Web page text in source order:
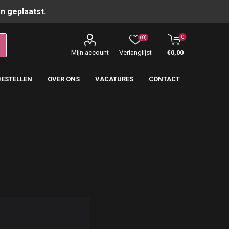
geplaatst.
Mijn account Verlanglijst
(0) 0
€0,00
OVER ONS VACATURES CONTACT